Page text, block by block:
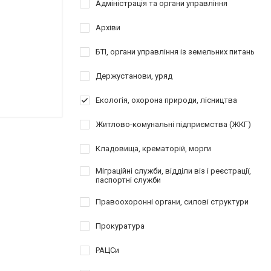
Адміністрація та органи управління
Архіви
БТІ, органи управління із земельних питань
Держустанови, уряд
Екологія, охорона природи, лісництва
Житлово-комунальні підприємства (ЖКГ)
Кладовища, крематорій, морги
Міграційні служби, відділи віз і реєстрації,
паспортні служби
Правоохоронні органи, силові структури
Прокуратура
РАЦСи